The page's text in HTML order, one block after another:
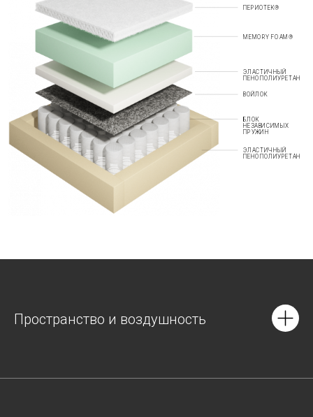
ПЕРИОТЕК®
MEMORY FOAM®
ЭЛАСТИЧНЫЙ
ПЕНОПОЛИУРЕТАН
ВОЙЛОК
БЛОК
НЕЗАВИСИМЫХ
ПРУЖИН
ЭЛАСТИЧНЫЙ
ПЕНОПОЛИУРЕТАН
Пространство и воздушность